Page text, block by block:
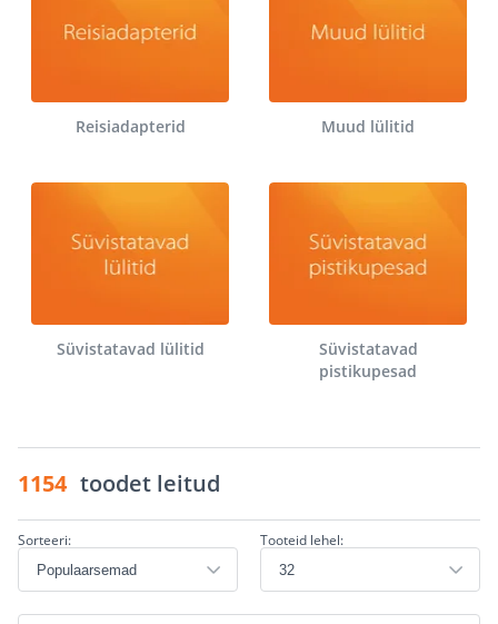
Reisiadapterid Muud lülitid
Süvistatavad lülitid
Süvistatavad
pistikupesad
1154 toodet leitud
Sorteeri: Tooteid lehel: